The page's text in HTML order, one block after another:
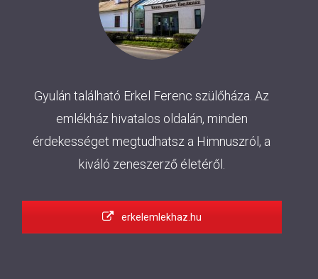
Gyulán található Erkel Ferenc szülőháza. Az
emlékház hivatalos oldalán, minden
érdekességet megtudhatsz a Himnuszról, a
kiváló zeneszerző életéről.
erkelemlekhaz.hu